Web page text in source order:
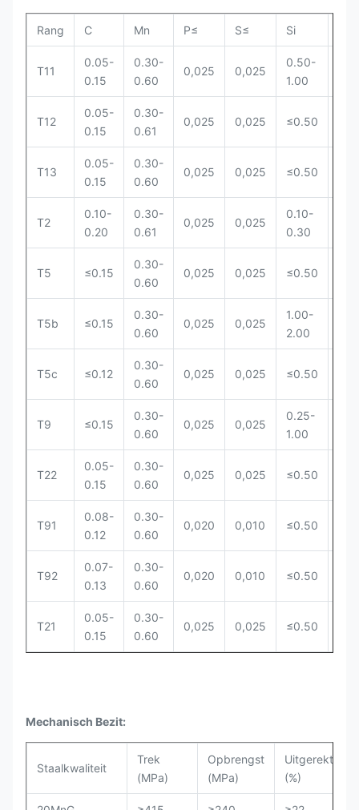
Rang C Mn P≤ S≤ Si
T11
0.05-
0.15
0.30-
0.60
0,025 0,025
0.50-
1.00
T12
0.05-
0.15
0.30-
0.61
0,025 0,025 ≤0.50
T13
0.05-
0.15
0.30-
0.60
0,025 0,025 ≤0.50
T2
0.10-
0.20
0.30-
0.61
0,025 0,025
0.10-
0.30
T5 ≤0.15
0.30-
0.60
0,025 0,025 ≤0.50
T5b ≤0.15
0.30-
0.60
0,025 0,025
1.00-
2.00
T5c ≤0.12
0.30-
0.60
0,025 0,025 ≤0.50
T9 ≤0.15
0.30-
0.60
0,025 0,025
0.25-
1.00
T22
0.05-
0.15
0.30-
0.60
0,025 0,025 ≤0.50
T91
0.08-
0.12
0.30-
0.60
0,020 0,010 ≤0.50
T92
0.07-
0.13
0.30-
0.60
0,020 0,010 ≤0.50
T21
0.05-
0.15
0.30-
0.60
0,025 0,025 ≤0.50
Mechanisch Bezit:
Staalkwaliteit
Trek
(MPa)
Opbrengst
(MPa)
Uitgerekt
(%)